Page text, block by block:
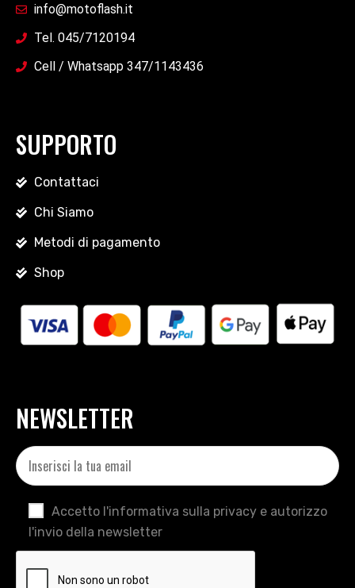
info@motoflash.it
Tel. 045/7120194
Cell / Whatsapp 347/1143436
SUPPORTO
Contattaci
Chi Siamo
Metodi di pagamento
Shop
NEWSLETTER
Accetto l'informativa sulla privacy e autorizzo
l'invio della newsletter